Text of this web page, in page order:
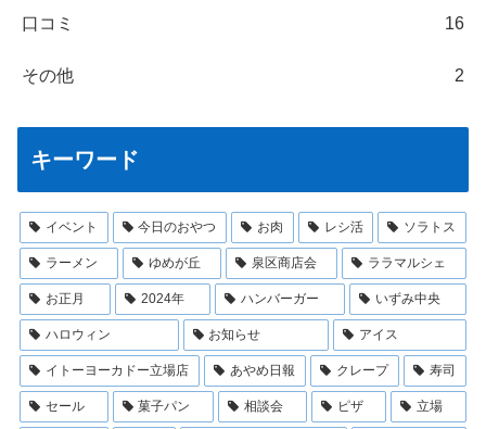
口コミ 16
その他 2
キーワード
イベント 今日のおやつ お肉 レシ活 ソラトス
ラーメン ゆめが丘 泉区商店会 ララマルシェ
お正月 2024年 ハンバーガー いずみ中央
ハロウィン お知らせ アイス
イトーヨーカドー立場店 あやめ日報 クレープ 寿司
セール 菓子パン 相談会 ピザ 立場